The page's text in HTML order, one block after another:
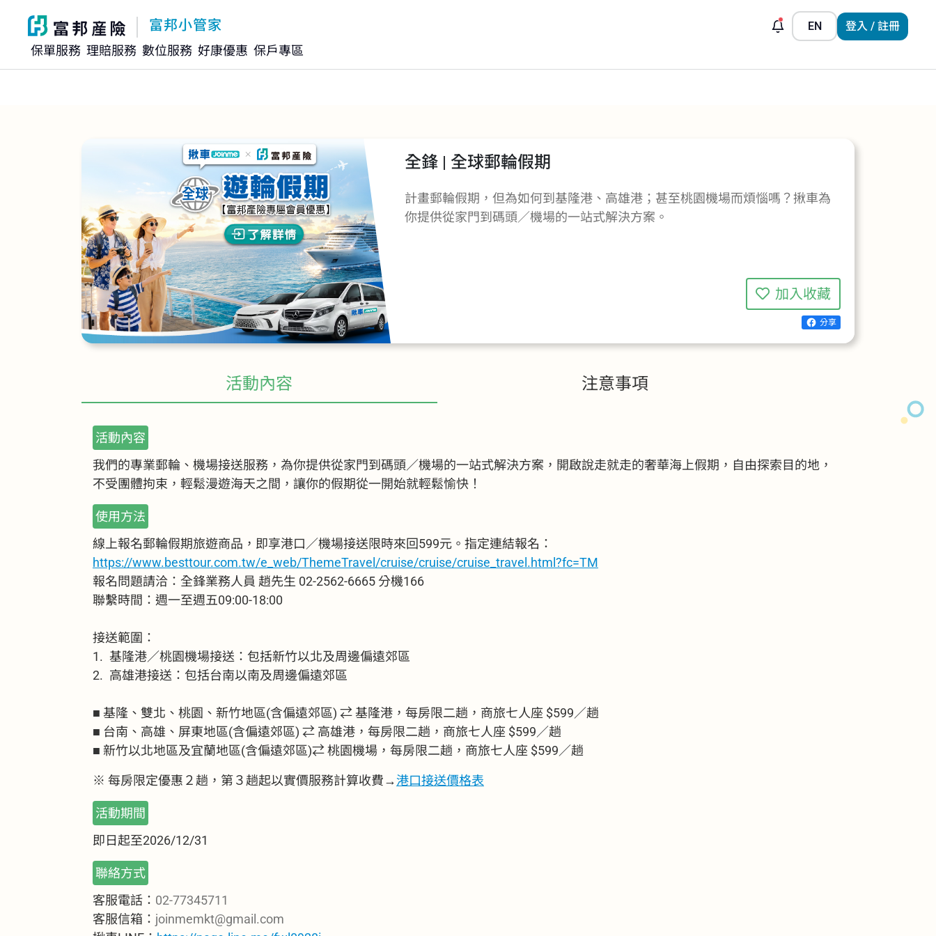
富邦小管家 EN 登入 / 註冊
保單服務 理賠服務 數位服務 好康優惠 保戶專區
全鋒 | 全球郵輪假期
計畫郵輪假期，但為如何到基隆港、高雄港；甚至桃園機場而煩惱嗎？揪車為
你提供從家門到碼頭／機場的一站式解決方案。
加入收藏
分享
活動內容 注意事項
活動內容
我們的專業郵輪、機場接送服務，為你提供從家門到碼頭／機場的一站式解決方案，開啟說走就走的奢華海上假期，自由探索目的地，
不受團體拘束，輕鬆漫遊海天之間，讓你的假期從一開始就輕鬆愉快！
使用方法
線上報名郵輪假期旅遊商品，即享港口／機場接送限時來回599元。指定連結報名：
https://www.besttour.com.tw/e_web/ThemeTravel/cruise/cruise/cruise_travel.html?fc=TM
報名問題請洽：全鋒業務人員 趙先生 02-2562-6665 分機166
聯繫時間：週一至週五09:00-18:00
接送範圍：
1. 基隆港／桃園機場接送：包括新竹以北及周邊偏遠郊區
2. 高雄港接送：包括台南以南及周邊偏遠郊區
■ 基隆、雙北、桃園、新竹地區(含偏遠郊區) ⇄ 基隆港，每房限二趟，商旅七人座 $599／趟
■ 台南、高雄、屏東地區(含偏遠郊區) ⇄ 高雄港，每房限二趟，商旅七人座 $599／趟
■ 新竹以北地區及宜蘭地區(含偏遠郊區)⇄ 桃園機場，每房限二趟，商旅七人座 $599／趟
※ 每房限定優惠２趟，第３趟起以實價服務計算收費→港口接送價格表
活動期間
即日起至2026/12/31
聯絡方式
客服電話： 02-77345711
客服信箱： joinmemkt@gmail.com